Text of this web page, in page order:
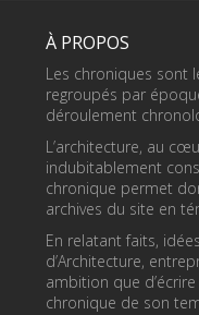
À PROPOS
Les chroniques sont
regroupés par
déroulement
L’architecture, au
indubitablement
chronique permet
archives du site en
En relatant faits,
d’Architecture,
ambition que
chronique de son